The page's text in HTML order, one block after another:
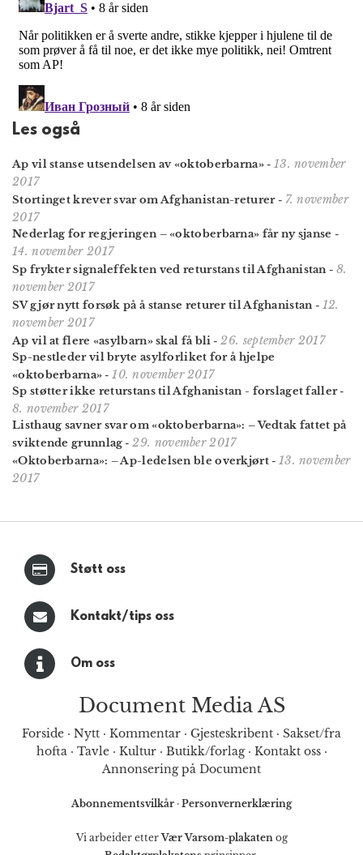
Les også
Ap vil stanse utsendelsen av «oktoberbarna»- 13. november
2017
Stortinget krever svar om Afghanistan-returer- 7. november
2017
Nederlag for regjeringen – «oktoberbarna» får ny sjanse -
14. november 2017
Sp frykter signaleffekten ved returstans til Afghanistan- 8.
november 2017
SV gjør nytt forsøk på å stanse returer til Afghanistan- 12.
november 2017
Ap vil at flere «asylbarn» skal få bli -26. september 2017
Sp-nestleder vil bryte asylforliket for å hjelpe
«oktoberbarna» -10. november 2017
Sp støtter ikke returstans til Afghanistan - forslaget faller-
8. november 2017
Listhaug savner svar om «oktoberbarna»: – Vedtak fattet på
sviktende grunnlag -29. november 2017
«Oktoberbarna»: – Ap-ledelsen ble overkjørt- 13. november
2017
Støtt oss
Kontakt/tips oss
Om oss
Document Media AS
Forside · Nytt · Kommentar · Gjesteskribent · Sakset/fra
hofta· Tavle· Kultur· Butikk/forlag· Kontakt oss·
Annonsering på Document
Abonnementsvilkår · Personvernerklæring
Vi arbeider etterVær Varsom-plakatenog